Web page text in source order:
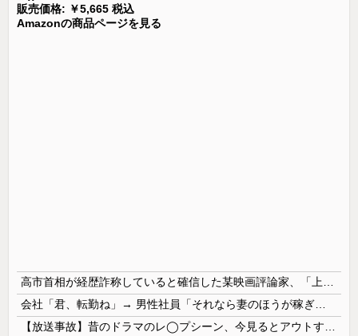
販売価格: ￥5,665 税込
Amazonの商品ページを見る